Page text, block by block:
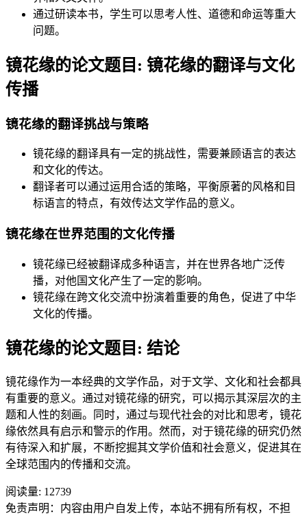
通过研读本书，学生可以思考人性、道德和命运等重大
问题。
镜花缘的论文题目: 镜花缘的翻译与文化
传播
镜花缘的翻译挑战与策略
镜花缘的翻译具有一定的挑战性，需要兼顾语言的表达
和文化的传达。
翻译者可以通过运用合适的策略，平衡原著的风格和目
标语言的特点，有效传达文学作品的意义。
镜花缘在世界范围的文化传播
镜花缘已经被翻译成多种语言，并在世界各地广泛传
播，对他国文化产生了一定的影响。
镜花缘在跨文化交流中扮演着重要的角色，促进了中华
文化的传播。
镜花缘的论文题目: 结论
镜花缘作为一本经典的文学作品，对于文学、文化和社会都具
有重要的意义。通过对镜花缘的研究，可以揭示其深层次的主
题和人性的刻画。同时，通过与现代社会的对比和思考，镜花
缘依然具有启示和警示的作用。然而，对于镜花缘的研究仍然
有待深入和扩展，不断挖掘其文学价值和社会意义，促进其在
全球范围内的传播和交流。
阅读量: 12739
免责声明：内容由用户自发上传，本站不拥有所有权，不担